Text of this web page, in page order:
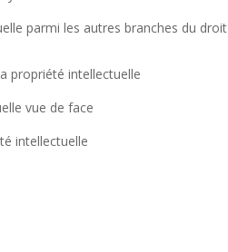
parmi les autres branches du droit
propriété intellectuelle
vue de face
intellectuelle